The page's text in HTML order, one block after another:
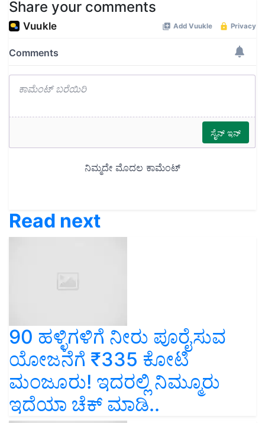
Share your comments
Read next
90 ಹಳ್ಳಿಗಳಿಗೆ ನೀರು ಪೂರೈಸುವ
ಯೋಜನೆಗೆ ₹335 ಕೋಟಿ
ಮಂಜೂರು! ಇದರಲ್ಲಿ ನಿಮ್ಮೂರು
ಇದೆಯಾ ಚೆಕ್‌ ಮಾಡಿ..